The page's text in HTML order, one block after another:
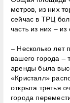
метров, из них
сейчас в ТРЦ
часть из них –
– Несколько лет
вашего города –
аренды была
«Кристалл»
открыта третья
города